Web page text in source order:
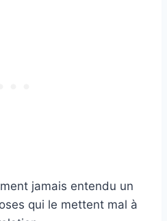
jamais entendu un
qui le mettent mal à